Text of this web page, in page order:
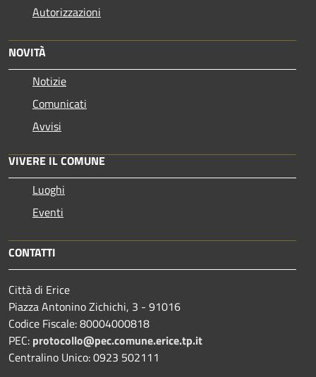
Autorizzazioni
NOVITÀ
Notizie
Comunicati
Avvisi
VIVERE IL COMUNE
Luoghi
Eventi
CONTATTI
Città di Erice
Piazza Antonino Zichichi, 3 - 91016
Codice Fiscale: 80004000818
PEC: protocollo@pec.comune.erice.tp.it
Centralino Unico: 0923 502111